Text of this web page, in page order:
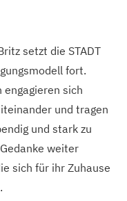
setzt die STADT
fort.
engagieren sich
und tragen
und stark zu
weiter
sich für ihr Zuhause